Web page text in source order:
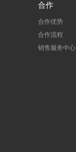
合作
合作优势
合作流程
销售服务中心